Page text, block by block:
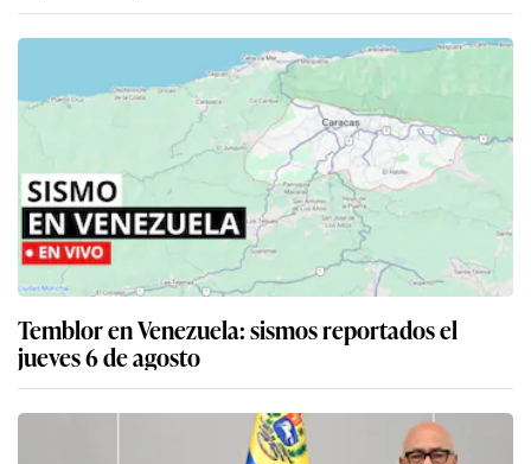
Temblor en Venezuela: sismos reportados el
jueves 6 de agosto